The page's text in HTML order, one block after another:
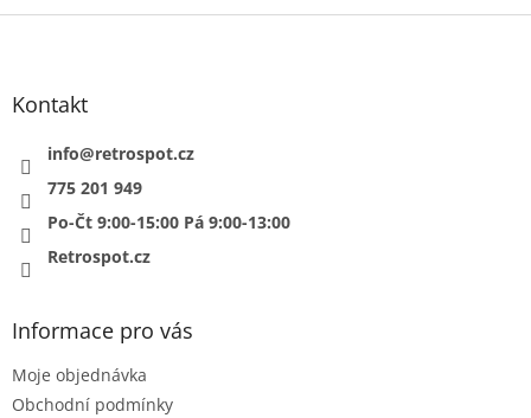
Z
Kontakt
info@retrospot.cz
775 201 949
Po-Čt 9:00-15:00 Pá 9:00-13:00
Retrospot.cz
Informace pro vás
Moje objednávka
Obchodní podmínky